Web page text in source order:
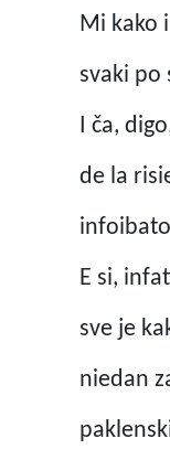
Mi kako
svaki po
I ča,
de la
E si,
sve je
niedan